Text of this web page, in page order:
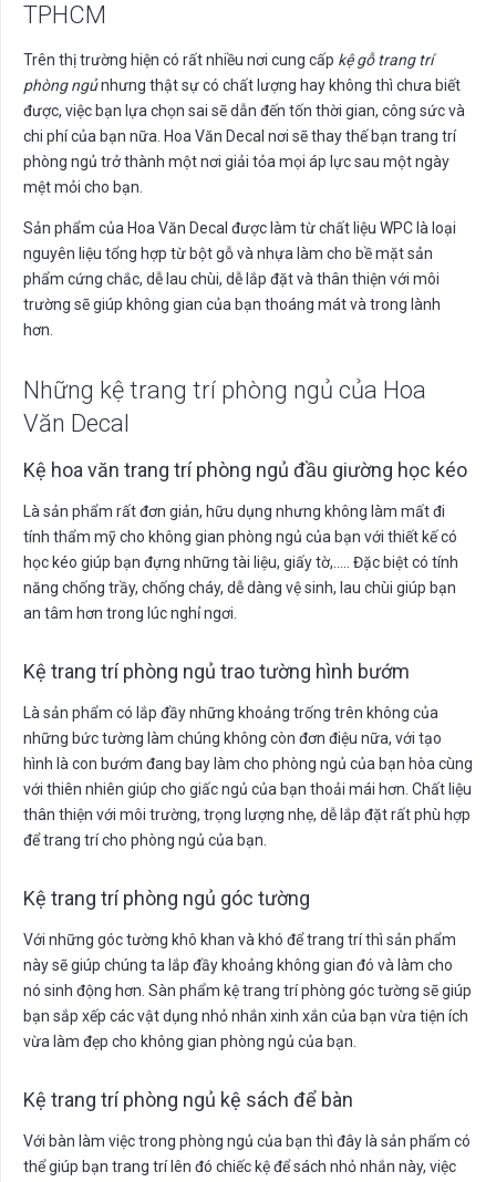
TPHCM
Trên thị trường hiện có rất nhiều nơi cung cấp kệ gỗ trang trí
phòng ngủnhưng thật sự có chất lượng hay không thì chưa biết
được, việc bạn lựa chọn sai sẽ dẫn đến tốn thời gian, công sức và
chi phí của bạn nữa. Hoa Văn Decal nơi sẽ thay thế bạn trang trí
phòng ngủ trở thành một nơi giải tỏa mọi áp lực sau một ngày
mệt mỏi cho bạn.
Sản phẩm của Hoa Văn Decal được làm từ chất liệu WPC là loại
nguyên liệu tổng hợp từ bột gỗ và nhựa làm cho bề mặt sản
phẩm cứng chắc, dễ lau chùi, dễ lắp đặt và thân thiện với môi
trường sẽ giúp không gian của bạn thoáng mát và trong lành
hơn.
Những kệ trang trí phòng ngủ của Hoa
Văn Decal
Kệ hoa văn trang trí phòng ngủ đầu giường học kéo
Là sản phẩm rất đơn giản, hữu dụng nhưng không làm mất đi
tính thẩm mỹ cho không gian phòng ngủ của bạn với thiết kế có
học kéo giúp bạn đựng những tài liệu, giấy tờ,….. Đặc biệt có tính
năng chống trầy, chống cháy, dễ dàng vệ sinh, lau chùi giúp bạn
an tâm hơn trong lúc nghỉ ngơi.
Kệ trang trí phòng ngủ trao tường hình bướm
Là sản phẩm có lắp đầy những khoảng trống trên không của
những bức tường làm chúng không còn đơn điệu nữa, với tạo
hình là con bướm đang bay làm cho phòng ngủ của bạn hòa cùng
với thiên nhiên giúp cho giấc ngủ của bạn thoải mái hơn. Chất liệu
thân thiện với môi trường, trọng lượng nhẹ, dễ lắp đặt rất phù hợp
để trang trí cho phòng ngủ của bạn.
Kệ trang trí phòng ngủ góc tường
Với những góc tường khô khan và khó để trang trí thì sản phẩm
này sẽ giúp chúng ta lắp đầy khoảng không gian đó và làm cho
nó sinh động hơn. Sàn phẩm kệ trang trí phòng góc tường sẽ giúp
bạn sắp xếp các vật dụng nhỏ nhắn xinh xắn của bạn vừa tiện ích
vừa làm đẹp cho không gian phòng ngủ của bạn.
Kệ trang trí phòng ngủ kệ sách để bàn
Với bàn làm việc trong phòng ngủ của bạn thì đây là sản phẩm có
thể giúp bạn trang trí lên đó chiếc kệ để sách nhỏ nhắn này, việc